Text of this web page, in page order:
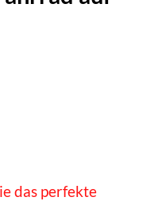
das perfekte